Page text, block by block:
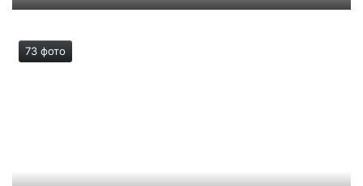
Фотографии отеля Веллнесс парк Гагра
73 фото